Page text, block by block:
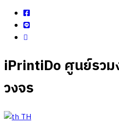
iPrintiDo ศูนย์รว
วงจร
TH